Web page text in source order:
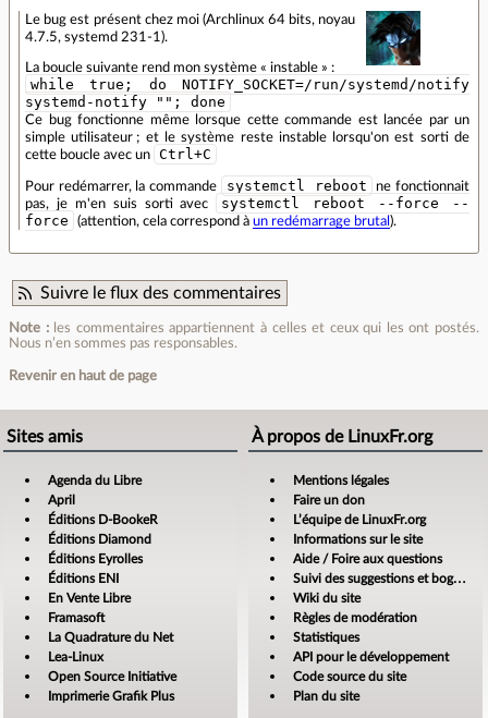
Le bug est présent chez moi (Archlinux 64 bits, noyau
4.7.5, systemd 231-1).
La boucle suivante rend mon système « instable » :
while true; do NOTIFY_SOCKET=/run/systemd/notify
systemd-notify ""; done
Ce bug fonctionne même lorsque cette commande est lancée par un
simple utilisateur ; et le système reste instable lorsqu'on est sorti de
cette boucle avec un
Ctrl+C
Pour redémarrer, la commande systemctl reboot
ne fonctionnait
pas, je m'en suis sorti avec
systemctl reboot --force --
force
(attention, cela correspond à un redémarrage brutal ).
Suivre le flux des commentaires
Note :les commentaires appartiennent à celles et ceux qui les ont postés.
Nous n’en sommes pas responsables.
Revenir en haut de page
Sites amis
Agenda du Libre
April
Éditions D-BookeR
Éditions Diamond
Éditions Eyrolles
Éditions ENI
En Vente Libre
Framasoft
La Quadrature du Net
Lea-Linux
Open Source Initiative
Imprimerie Grafik Plus
À propos de LinuxFr.org
Mentions légales
Faire un don
L’équipe de LinuxFr.org
Informations sur le site
Aide / Foire aux questions
Suivi des suggestions et bogues
Wiki du site
Règles de modération
Statistiques
API pour le développement
Code source du site
Plan du site